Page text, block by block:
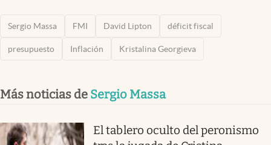
Sergio Massa FMI David Lipton déficit fiscal
presupuesto Inflación Kristalina Georgieva
Más noticias de Sergio Massa
El tablero oculto del peronismo